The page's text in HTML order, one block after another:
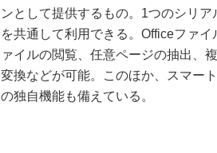
ンとして提供するもの。1つのシリ
を共通して利用できる。Officeファ
ァイルの閲覧、任意ページの抽出、
変換などが可能。このほか、スマー
の独自機能も備えている。